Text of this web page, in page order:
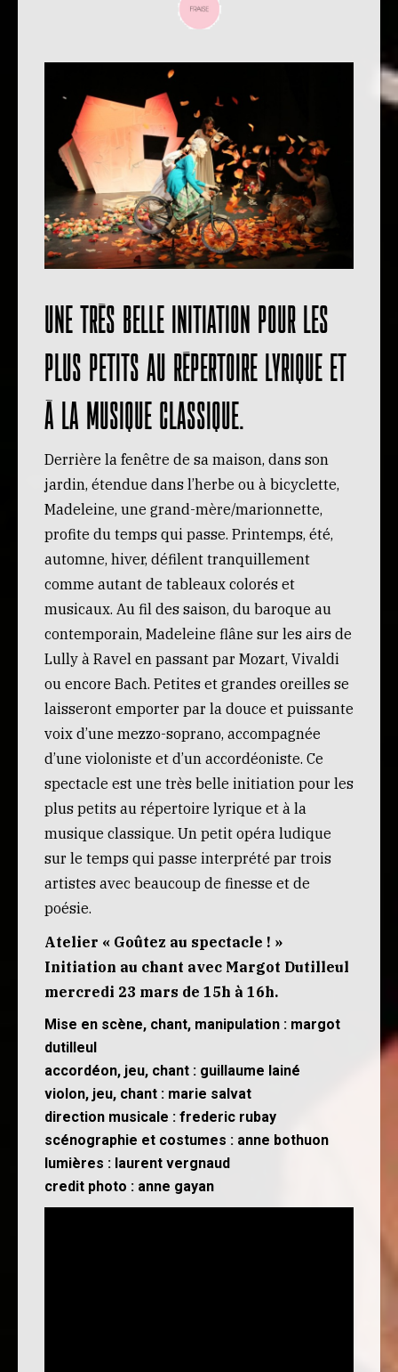
Une très belle initiation pour les
plus petits au répertoire lyrique et
à la musique classique.
Derrière la fenêtre de sa maison, dans son
jardin, étendue dans l’herbe ou à bicyclette,
Madeleine, une grand-mère/marionnette,
profite du temps qui passe. Printemps, été,
automne, hiver, défilent tranquillement
comme autant de tableaux colorés et
musicaux. Au fil des saison, du baroque au
contemporain, Madeleine flâne sur les airs de
Lully à Ravel en passant par Mozart, Vivaldi
ou encore Bach. Petites et grandes oreilles se
laisseront emporter par la douce et puissante
voix d’une mezzo-soprano, accompagnée
d’une violoniste et d’un accordéoniste. Ce
spectacle est une très belle initiation pour les
plus petits au répertoire lyrique et à la
musique classique. Un petit opéra ludique
sur le temps qui passe interprété par trois
artistes avec beaucoup de finesse et de
poésie.
Atelier « Goûtez au spectacle ! »
Initiation au chant avec Margot Dutilleul
mercredi 23 mars de 15h à 16h.
Mise en scène, chant, manipulation : margot
dutilleul
accordéon, jeu, chant : guillaume lainé
violon, jeu, chant : marie salvat
direction musicale : frederic rubay
scénographie et costumes : anne bothuon
lumières : laurent vergnaud
credit photo : anne gayan